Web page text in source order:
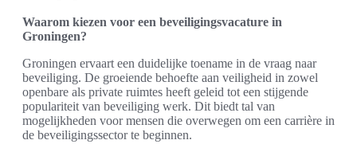
Waarom kiezen voor een beveiligingsvacature in
Groningen?
Groningen ervaart een duidelijke toename in de vraag naar
beveiliging. De groeiende behoefte aan veiligheid in zowel
openbare als private ruimtes heeft geleid tot een stijgende
populariteit van beveiliging werk. Dit biedt tal van
mogelijkheden voor mensen die overwegen om een carrière in
de beveiligingssector te beginnen.